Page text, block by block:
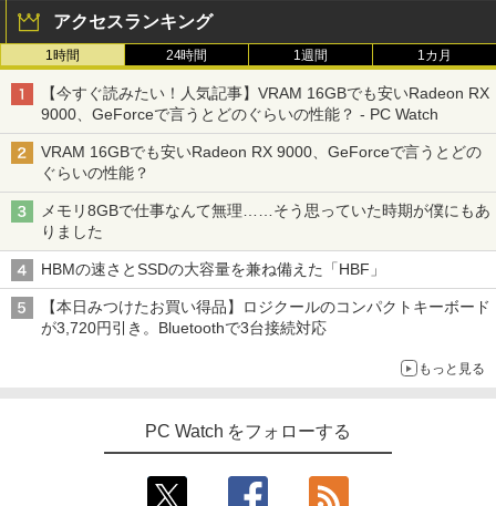
アクセスランキング
1時間 24時間 1週間 1カ月
【今すぐ読みたい！人気記事】VRAM 16GBでも安いRadeon RX
9000、GeForceで言うとどのぐらいの性能？ - PC Watch
VRAM 16GBでも安いRadeon RX 9000、GeForceで言うとどの
ぐらいの性能？
メモリ8GBで仕事なんて無理……そう思っていた時期が僕にもあ
りました
HBMの速さとSSDの大容量を兼ね備えた「HBF」
【本日みつけたお買い得品】ロジクールのコンパクトキーボード
が3,720円引き。Bluetoothで3台接続対応
もっと見る
PC Watch をフォローする